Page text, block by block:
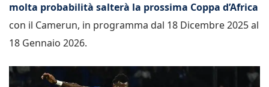
molta probabilità salterà la prossima Coppa d’Africa
con il Camerun, in programma dal 18 Dicembre 2025 al
18 Gennaio 2026.